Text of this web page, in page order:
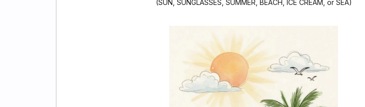
(SUN, SUNGLASSES, SUMMER, BEACH, ICE CREAM, or SEA)